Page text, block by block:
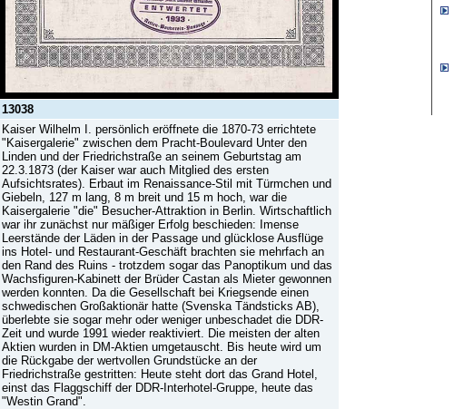
13038
Kaiser Wilhelm I. persönlich eröffnete die 1870-73 errichtete
"Kaisergalerie" zwischen dem Pracht-Boulevard Unter den
Linden und der Friedrichstraße an seinem Geburtstag am
22.3.1873 (der Kaiser war auch Mitglied des ersten
Aufsichtsrates). Erbaut im Renaissance-Stil mit Türmchen und
Giebeln, 127 m lang, 8 m breit und 15 m hoch, war die
Kaisergalerie "die" Besucher-Attraktion in Berlin. Wirtschaftlich
war ihr zunächst nur mäßiger Erfolg beschieden: Imense
Leerstände der Läden in der Passage und glücklose Ausflüge
ins Hotel- und Restaurant-Geschäft brachten sie mehrfach an
den Rand des Ruins - trotzdem sogar das Panoptikum und das
Wachsfiguren-Kabinett der Brüder Castan als Mieter gewonnen
werden konnten. Da die Gesellschaft bei Kriegsende einen
schwedischen Großaktionär hatte (Svenska Tändsticks AB),
überlebte sie sogar mehr oder weniger unbeschadet die DDR-
Zeit und wurde 1991 wieder reaktiviert. Die meisten der alten
Aktien wurden in DM-Aktien umgetauscht. Bis heute wird um
die Rückgabe der wertvollen Grundstücke an der
Friedrichstraße gestritten: Heute steht dort das Grand Hotel,
einst das Flaggschiff der DDR-Interhotel-Gruppe, heute das
"Westin Grand".